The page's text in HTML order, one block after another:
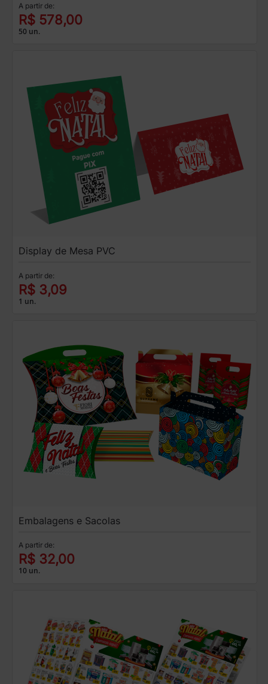
A partir de:
R$ 578,00
50 un.
Display de Mesa PVC
A partir de:
R$ 3,09
1 un.
Embalagens e Sacolas
A partir de:
R$ 32,00
10 un.